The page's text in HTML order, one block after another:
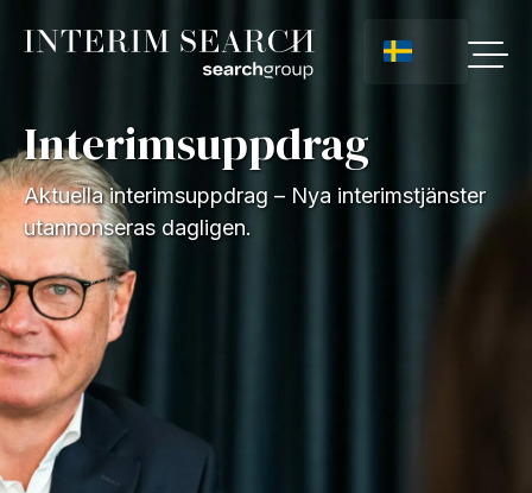
Interimsuppdrag
Aktuella interimsuppdrag – Nya interimstjänster
utannonseras dagligen.